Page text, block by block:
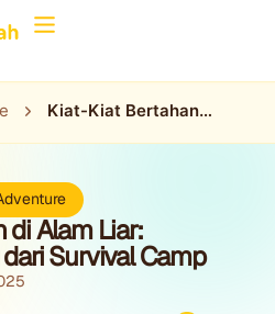
Kiat-Kiat Bertahan
dari Survival Camp
di Alam Liar:
Survival Camp